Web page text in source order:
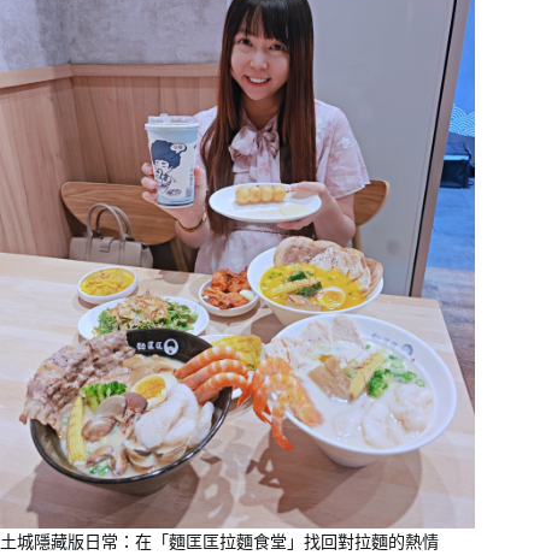
土城隱藏版日常：在「麵匡匡拉麵食堂」找回對拉麵的熱情